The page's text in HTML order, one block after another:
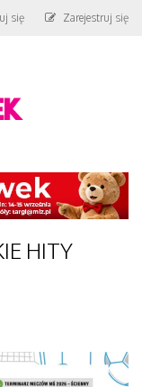
się Zarejestruj się
HITY